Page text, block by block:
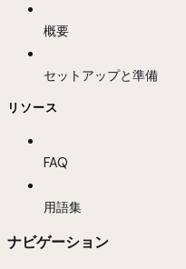
概要
セットアップと準備
リソース
FAQ
用語集
ナビゲーション